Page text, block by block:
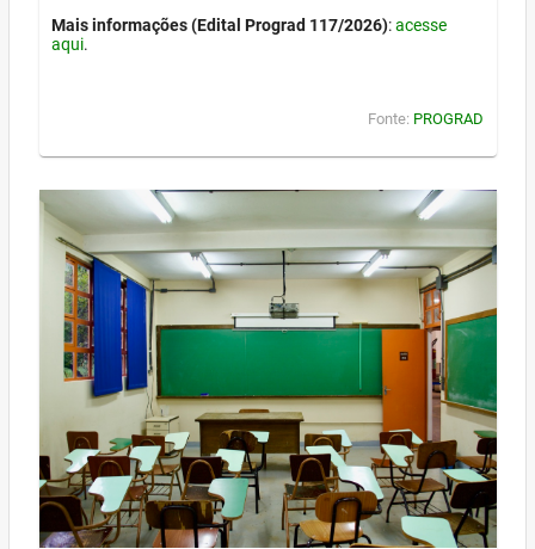
Mais informações (Edital Prograd 117/2026):acesse
aqui.
Fonte: PROGRAD